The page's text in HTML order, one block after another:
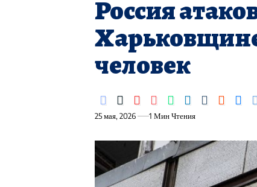
Россия
человек
25 мая, 2026 1 Мин Чтения